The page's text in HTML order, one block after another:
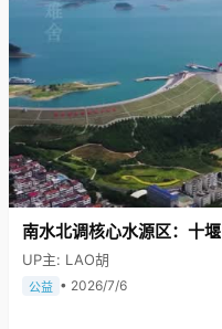
南水北调核心水源区：十堰
UP主: LAO胡
公益 • 2026/7/6